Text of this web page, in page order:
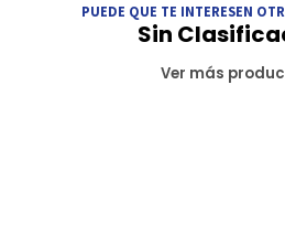
PUEDE QUE TE INTERESEN
Sin
Ver más